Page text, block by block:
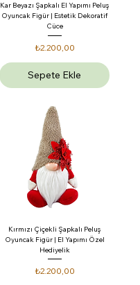
Kar Beyazı Şapkalı El Yapımı Peluş
Oyuncak Figür | Estetik Dekoratif
Cüce
Fiyat
₺2.200,00
Sepete Ekle
Kırmızı Çiçekli Şapkalı Peluş
Oyuncak Figür | El Yapımı Özel
Hediyelik
Fiyat
₺2.200,00